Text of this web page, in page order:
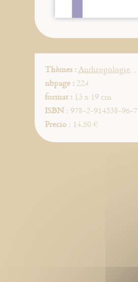
Thèmes :Anthropologie, ,
nbpage :224
format :13 x 19 cm
ISBN: 978-2-914338-96-7
Precio: 14.50 €